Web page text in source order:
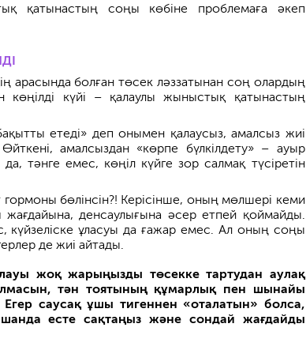
қатынастың соңы көбіне проблемаға әкеп
арасында болған төсек ләззатынан соң олардың
көңілді күйі – қалаулы жыныстық қатынастың
етеді» деп онымен қалаусыз, амалсыз жиі
амалсыздан «көрпе бүлкілдету» – ауыр
тәнге емес, көңіл күйге зор салмақ түсіретін
гормоны бөлінсін?! Керісінше, оның мөлшері кеми
денсаулығына әсер етпей қоймайды.
күйзеліске ұласуы да ғажар емес. Ал оның соңы
де жиі айтады.
жоқ жарыңызды төсекке тартудан аулақ
тән тоятының құмарлық пен шынайы
Егер саусақ ұшы тигеннен «оталатын» болса,
есте сақтаңыз және сондай жағдайды